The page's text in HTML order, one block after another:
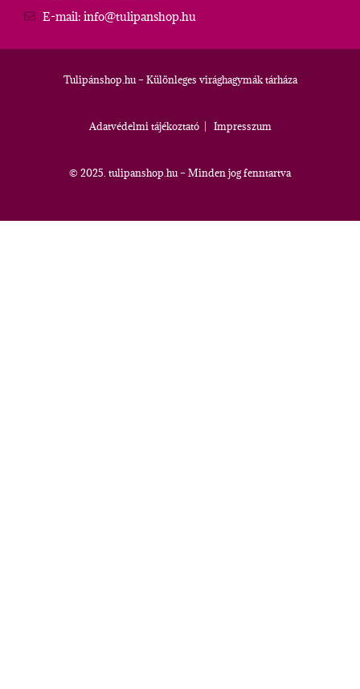
E-mail: info@tulipanshop.hu
Tulipánshop.hu – Különleges virághagymák tárháza
Adatvédelmi tájékoztató| Impresszum
© 2025. tulipanshop.hu – Minden jog fenntartva